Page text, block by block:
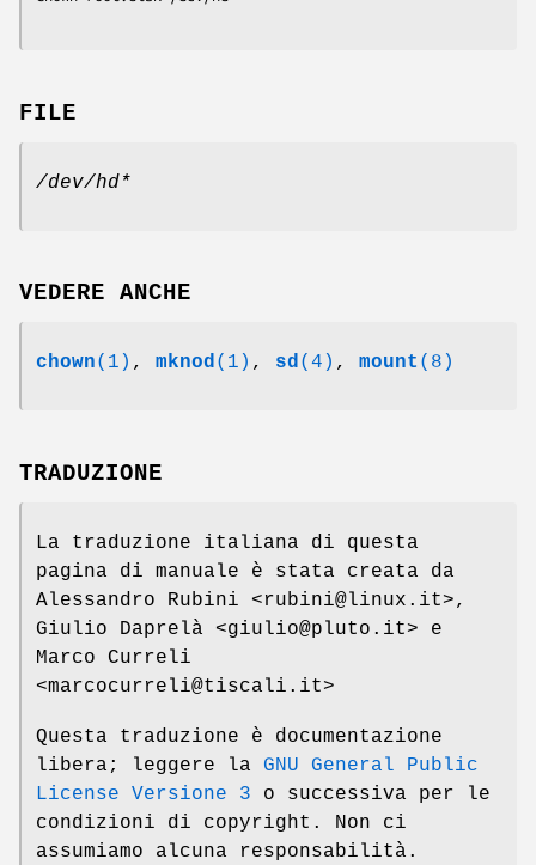
FILE
/dev/hd*
VEDERE ANCHE
chown(1) , mknod(1) , sd(4) , mount (8)
TRADUZIONE
La traduzione italiana di questa
pagina di manuale è stata creata da
Alessandro Rubini <rubini@linux.it>,
Giulio Daprelà <giulio@pluto.it> e
Marco Curreli
<marcocurreli@tiscali.it>
Questa traduzione è documentazione
libera; leggere la GNU General Public
License Versione 3 o successiva per le
condizioni di copyright. Non ci
assumiamo alcuna responsabilità.